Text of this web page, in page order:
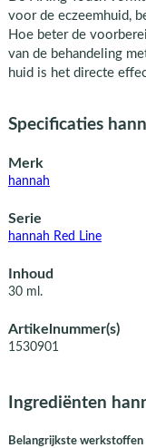
voor de eczeemhuid,
Hoe beter de
van de behandeling
huid is het directe
Specificaties
Merk
hannah
Serie
hannah Red Line
Inhoud
30 ml.
Artikelnummer(s)
1530901
Ingrediënten
Belangrijkste werkstoffen